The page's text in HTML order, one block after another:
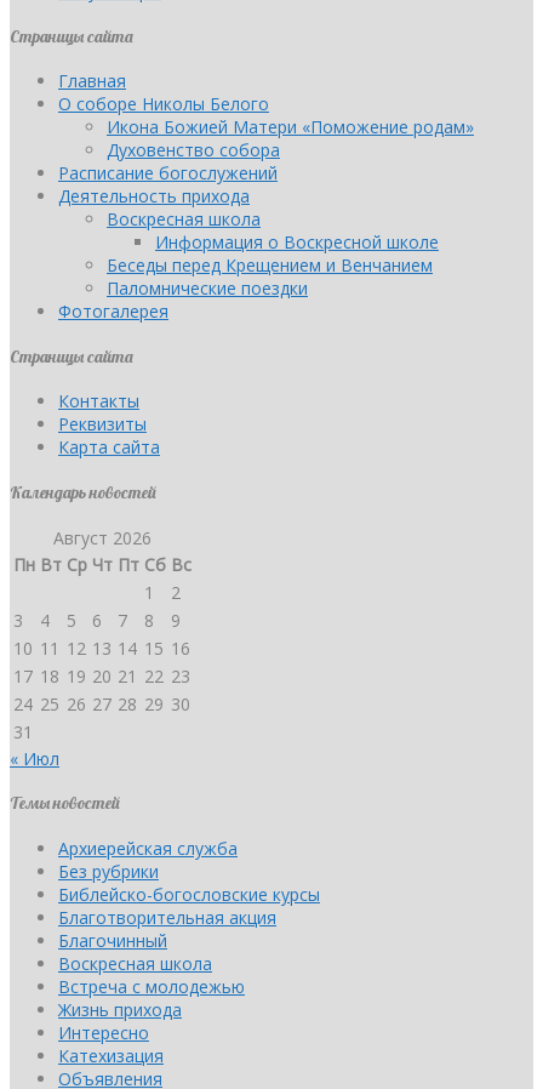
Страницы сайта
Главная
О соборе Николы Белого
Икона Божией Матери «Поможение родам»
Духовенство собора
Расписание богослужений
Деятельность прихода
Воскресная школа
Информация о Воскресной школе
Беседы перед Крещением и Венчанием
Паломнические поездки
Фотогалерея
Страницы сайта
Контакты
Реквизиты
Карта сайта
Календарь новостей
Август 2026
Пн Вт Ср Чт Пт Сб Вс
1
2
3
4 5 6 7 8
9
10 11 12 13 14 15 16
17 18 19 20 21 22 23
24 25 26 27 28 29 30
31
« Июл
Темы новостей
Архиерейская служба
Без рубрики
Библейско-богословские курсы
Благотворительная акция
Благочинный
Воскресная школа
Встреча с молодежью
Жизнь прихода
Интересно
Катехизация
Объявления